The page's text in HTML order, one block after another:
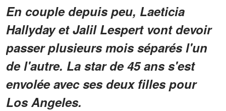
En couple depuis peu, Laeticia
Hallyday et Jalil Lespert vont devoir
passer plusieurs mois séparés l'un
de l'autre. La star de 45 ans s'est
envolée avec ses deux filles pour
Los Angeles.